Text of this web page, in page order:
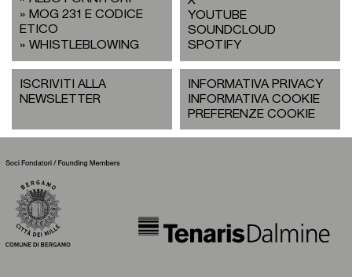
MOG 231 E CODICE
ETICO
WHISTLEBLOWING
YOUTUBE
SOUNDCLOUD
SPOTIFY
ISCRIVITI ALLA
NEWSLETTER
INFORMATIVA PRIVACY
INFORMATIVA COOKIE
PREFERENZE COOKIE